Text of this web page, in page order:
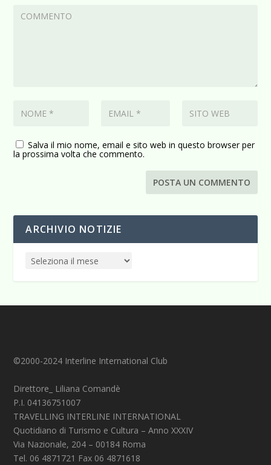
Salva il mio nome, email e sito web in questo browser per
la prossima volta che commento.
ARCHIVIO NOTIZIE
©2000-2024 Interline International Club
Direttore_ Liliana Comandè
P.I. 04136751007
TRAVELLING INTERLINE INTERNATIONAL
Quotidiano di Turismo e Cultura – Anno XXXIV
Via Nazionale, 204 – 00184 Roma
Tel. 06 4871721 Fax 06 4871618